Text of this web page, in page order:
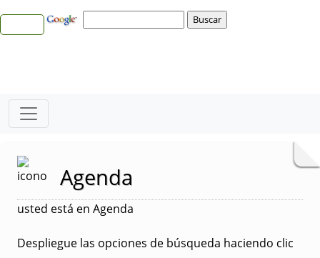
Agenda
usted está en Agenda
Despliegue las opciones de búsqueda haciendo clic